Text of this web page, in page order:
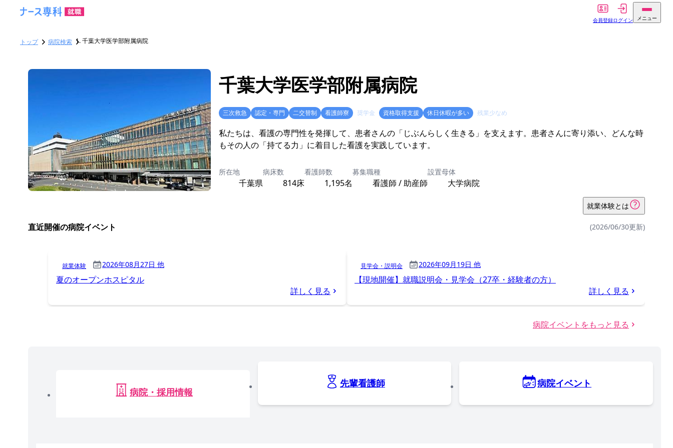
会員登録ログイン メニュー
トップ 病院検索 千葉大学医学部附属病院
千葉大学医学部附属病院
三次救急 認定・専門 二交替制 看護師寮 奨学金 資格取得支援 休日休暇が多い 残業少なめ
私たちは、看護の専門性を発揮して、患者さんの「じぶんらしく生きる」を支えます。患者さんに寄り添い、どんな時
もその人の「持てる力」に着目した看護を実践しています。
所在地
千葉県
病床数
814床
看護師数
1,195名
募集職種
看護師 / 助産師
設置母体
大学病院
就業体験とは
直近開催の病院イベント (2026/06/30更新)
就業体験 2026年08月27日 他
夏のオープンホスピタル
詳しく見る
見学会・説明会 2026年09月19日 他
【現地開催】就職説明会・見学会（27卒・経験者の方）
詳しく見る
病院イベントをもっと見る
病院・採用情報
先輩看護師 病院イベント